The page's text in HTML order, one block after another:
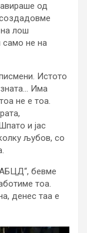
од
на лош
само не на
Истото
Има
не е тоа.
и јас
љубов, со
бевме
тоа.
денес таа е